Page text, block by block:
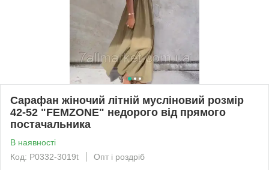
Сарафан жіночий літній мусліновий розмір
42-52 "FEMZONE" недорого від прямого
постачальника
В наявності
Код: P0332-3019t
Опт і роздріб